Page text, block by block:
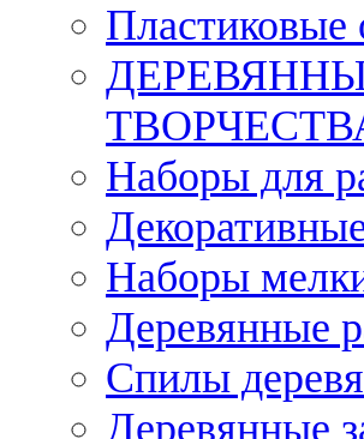
Пластиковые
Наборы для
Наборы
Деревянные
Спилы
Деревянные